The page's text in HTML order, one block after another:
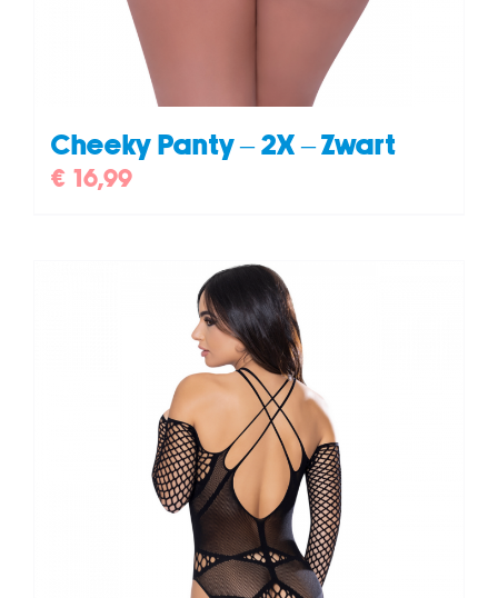
Cheeky Panty – 2X – Zwart
€ 16,99